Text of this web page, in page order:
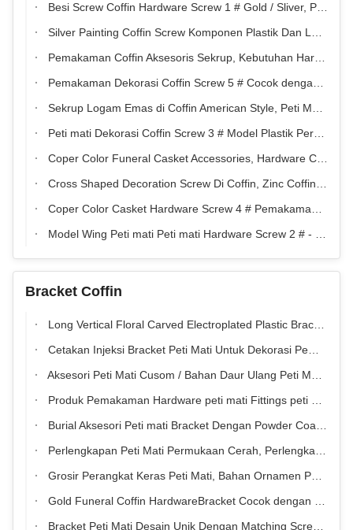
Besi Screw Coffin Hardware Screw 1 # Gold / Sliver, Peti mati Produsen Perangkat Keras
Silver Painting Coffin Screw Komponen Plastik Dan Logam Peti Kemasan untuk Kemasan
Pemakaman Coffin Aksesoris Sekrup, Kebutuhan Hardware Peti mati Profesional
Pemakaman Dekorasi Coffin Screw 5 # Cocok dengan Braket Gold Cross Shaped
Sekrup Logam Emas di Coffin American Style, Peti Mati dan Aksesoris Caskets
Peti mati Dekorasi Coffin Screw 3 # Model Plastik Perak dan Palang Logam
Coper Color Funeral Casket Accessories, Hardware Coffin Screw For Casket Fastening
Cross Shaped Decoration Screw Di Coffin, Zinc Coffins And Caskets Accessories
Coper Color Casket Hardware Screw 4 # Pemakaman Coffin Fittings Dengan Bracket
Model Wing Peti mati Peti mati Hardware Screw 2 # - Perak untuk peti kemas
Bracket Coffin
Long Vertical Floral Carved Electroplated Plastic Bracket Of Funeral Coffin Dekorasi Hardware Pemasok
Cetakan Injeksi Bracket Peti Mati Untuk Dekorasi Pemakaman Bracket 8 #
Aksesori Peti Mati Cusom / Bahan Daur Ulang Peti Mati PP
Produk Pemakaman Hardware peti mati Fittings peti mati Bracket peti mati 1000 pcs / Ctn
Burial Aksesori Peti mati Bracket Dengan Powder Coating Surface Bracket 5 #
Perlengkapan Peti Mati Permukaan Cerah, Perlengkapan Hardware Peti Ramah Lingkungan
Grosir Perangkat Keras Peti Mati, Bahan Ornamen Peti Mati Plastik PP
Gold Funeral Coffin HardwareBracket Cocok dengan Screw, Peti mati Pemasok Hardware
Bracket Peti Mati Desain Unik Dengan Matching Screw Berbeda Warna